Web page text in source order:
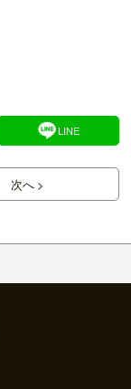
LINE
次へ >